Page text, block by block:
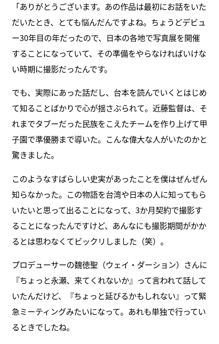
「ありがとうございます。あの作品は最初にお話をいた
だいたとき、とても悩んだんですよね。ちょうどデビュ
ー30年目の年だったので、日本の各地で写真展を開催
することになっていて、その準備をやらなければいけな
い時期に撮影だったんです。
でも、実際にあった話だし、台本を読んでいくとはじめ
て知ることばかりで心が揺さぶられて。近藤監督は、そ
れまでタブーだった民族をこえたチームを作り上げて甲
子園で準優勝まで導いた。こんな偉大な人がいたのかと
驚きました。
このようなすばらしい史実があったことを僕はぜんぜん
知らなかった。この物語を台湾や日本の人に知ってもら
いたいと思って出ることになって、3か月契約で撮影す
ることになったんですけど、あんなにも撮影期間がかか
るとは思わなくてビックリしました（笑）。
プロデューサーの魏徳聖（ウェイ・ダーション）さんに
『ちょっと永瀬、来てくれないか』って言われて話して
いたんだけど、『ちょっと延びるかもしれない』って緊
急ミーティングみたいになって。あれも単独で行ってい
るときでしたね。